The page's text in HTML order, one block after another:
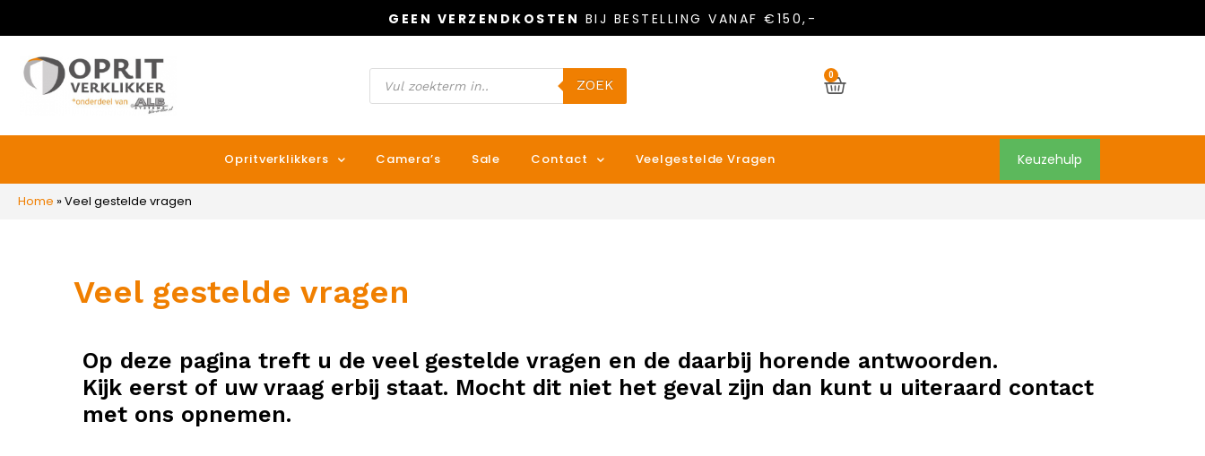
GEEN VERZENDKOSTEN BIJ BESTELLING VANAF €150,-
ZOEK
0
Opritverklikkers Camera’s Sale Contact Veelgestelde Vragen Keuzehulp
Home »Veel gestelde vragen
Veel gestelde vragen
Op deze pagina treft u de veel gestelde vragen en de daarbij horende antwoorden.
Kijk eerst of uw vraag erbij staat. Mocht dit niet het geval zijn dan kunt u uiteraard contact
met ons opnemen.